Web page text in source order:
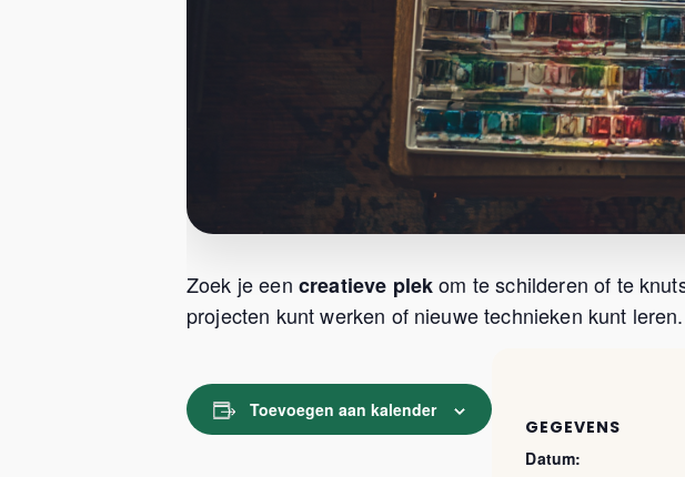
Zoek je een creatieve plekom te schilderen of te
projecten kunt werken of nieuwe technieken kunt
Toevoegen aan kalender
GEGEVENS
Datum: